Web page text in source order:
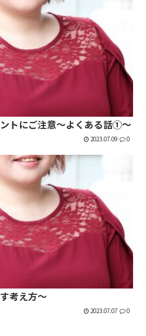
トにご注意～よくある話①～
2023.07.09 0
考え方～
2023.07.07 0